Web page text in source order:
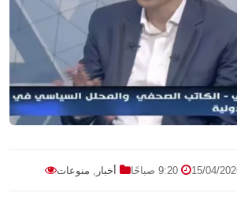
9:20 صباحًا أخبار منوعات